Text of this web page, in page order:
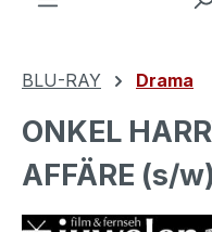
BLU-RAY Drama
ONKEL
AFFÄRE (s/